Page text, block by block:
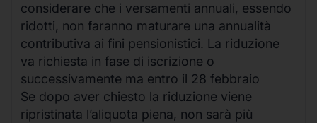
considerare che i versamenti annuali, essendo
ridotti, non faranno maturare una annualità
contributiva ai fini pensionistici. La riduzione
va richiesta in fase di iscrizione o
successivamente ma entro il 28 febbraio
Se dopo aver chiesto la riduzione viene
ripristinata l’aliquota piena, non sarà più